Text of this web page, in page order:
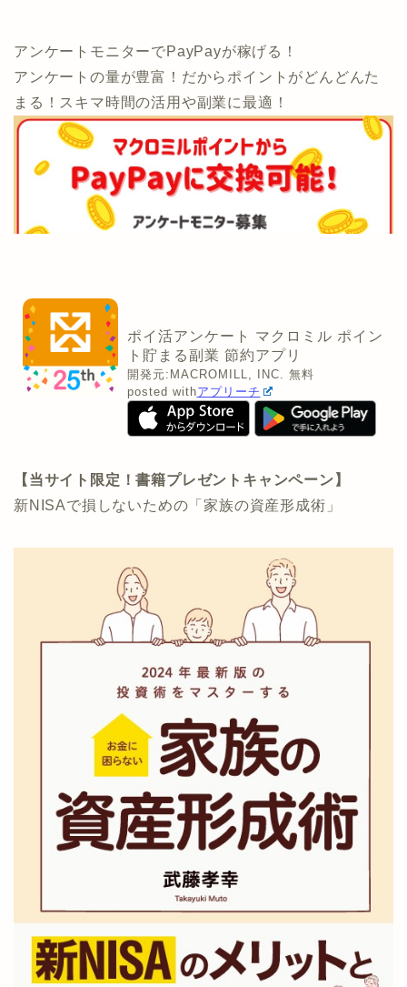
アンケートモニターでPayPayが稼げる！
アンケートの量が豊富！だからポイントがどんどんた
まる！スキマ時間の活用や副業に最適！
ポイ活アンケート マクロミル ポイン
ト貯まる副業 節約アプリ
開発元: MACROMILL, INC. 無料
posted withアプリーチ
【当サイト限定！書籍プレゼントキャンペーン】
新NISAで損しないための「家族の資産形成術」